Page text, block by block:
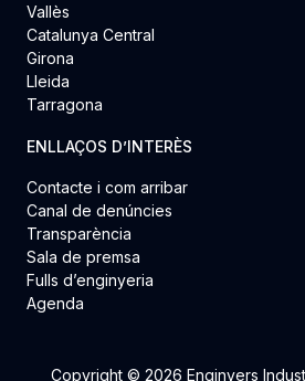
Vallès
Catalunya Central
Girona
Lleida
Tarragona
ENLLAÇOS D’INTERÈS
Contacte i com arribar
Canal de denúncies
Transparència
Sala de premsa
Fulls d’enginyeria
Agenda
Copyright © 2026 Enginyers